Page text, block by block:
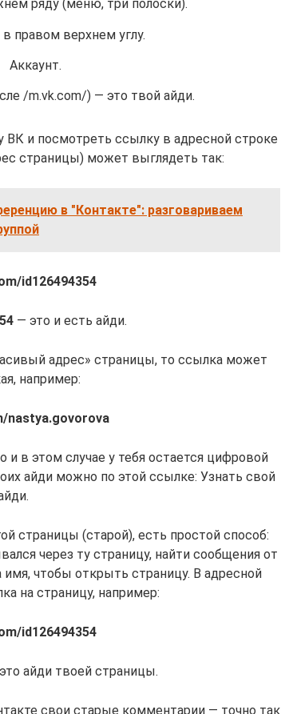
ряду (меню, три полоски).
правом верхнем углу.
Аккаунт.
/m.vk.com/) — это твой айди.
и посмотреть ссылку в адресной строке
страницы) может выглядеть так:
в "Контакте": разговариваем
id126494354
— это и есть айди.
адрес» страницы, то ссылка может
например:
nastya.govorova
и в этом случае у тебя остается цифровой
айди можно по этой ссылке: Узнать свой
страницы (старой), есть простой способ:
через ту страницу, найти сообщения от
чтобы открыть страницу. В адресной
на страницу, например:
id126494354
айди твоей страницы.
свои старые комментарии — точно так